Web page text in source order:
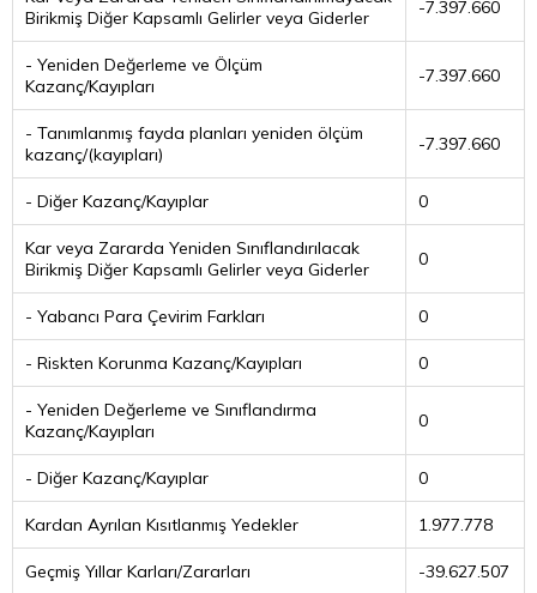
Birikmiş Diğer Kapsamlı Gelirler veya Giderler
-7.397.660
- Yeniden Değerleme ve Ölçüm
Kazanç/Kayıpları
-7.397.660
- Tanımlanmış fayda planları yeniden ölçüm
kazanç/(kayıpları)
-7.397.660
- Diğer Kazanç/Kayıplar 0
Kar veya Zararda Yeniden Sınıflandırılacak
Birikmiş Diğer Kapsamlı Gelirler veya Giderler
0
- Yabancı Para Çevirim Farkları 0
- Riskten Korunma Kazanç/Kayıpları 0
- Yeniden Değerleme ve Sınıflandırma
Kazanç/Kayıpları
0
- Diğer Kazanç/Kayıplar 0
Kardan Ayrılan Kısıtlanmış Yedekler 1.977.778
Geçmiş Yıllar Karları/Zararları -39.627.507